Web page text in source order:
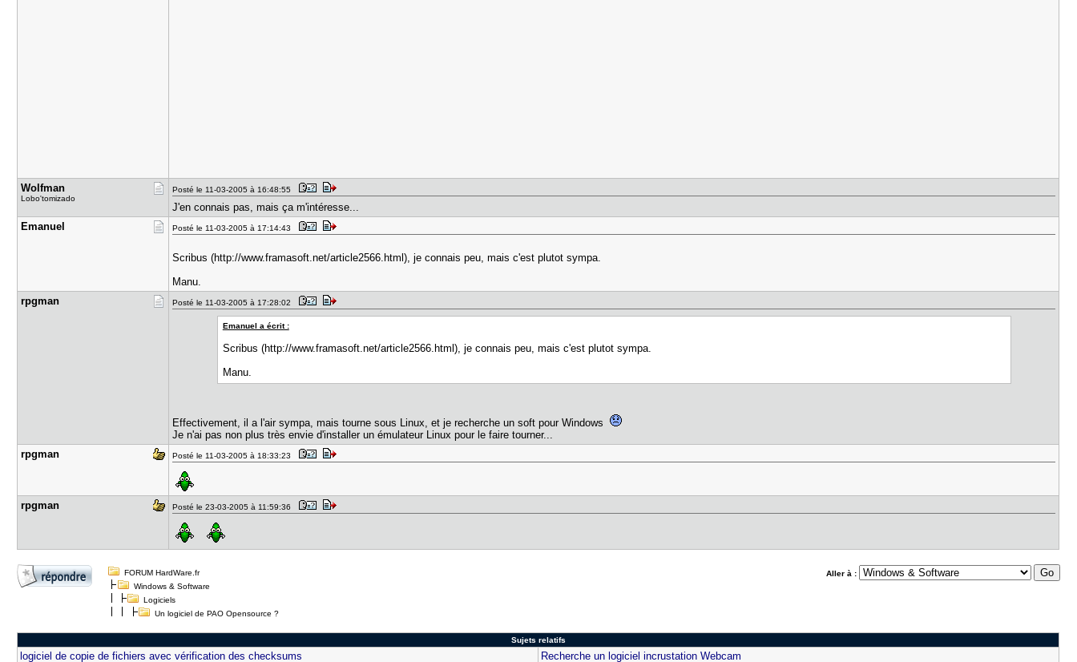
Wolfman
Lobo'tomizado
Posté le 11-03-2005 à 16:48:55
J'en connais pas, mais ça m'intéresse...
Emanuel
Posté le 11-03-2005 à 17:14:43
Scribus (http://www.framasoft.net/article2566.html), je connais peu, mais c'est plutot sympa.
Manu.
rpgman
Posté le 11-03-2005 à 17:28:02
Emanuel a écrit :
Scribus (http://www.framasoft.net/article2566.html), je connais peu, mais c'est plutot sympa.
Manu.
Effectivement, il a l'air sympa, mais tourne sous Linux, et je recherche un soft pour Windows
Je n'ai pas non plus très envie d'installer un émulateur Linux pour le faire tourner...
rpgman
Posté le 11-03-2005 à 18:33:23
rpgman Posté le 23-03-2005 à 11:59:36
Aller à :
FORUM HardWare.fr
Windows & Software
Logiciels
Un logiciel de PAO Opensource ?
Sujets relatifs
logiciel de copie de fichiers avec vérification des checksums Recherche un logiciel incrustation Webcam